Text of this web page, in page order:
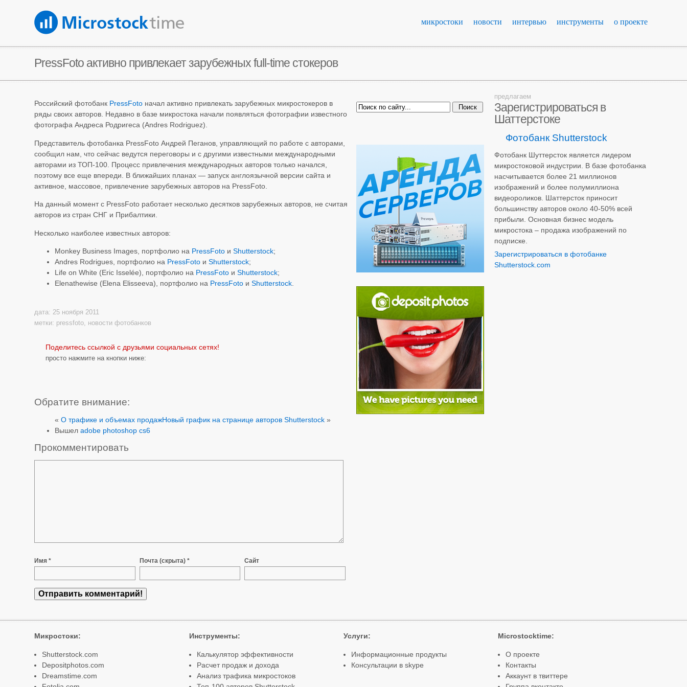
микростоки новости интервью инструменты о проекте
PressFoto активно привлекает зарубежных full-time стокеров
Российский фотобанк PressFoto начал активно привлекать зарубежных микростокеров в
ряды своих авторов. Недавно в базе микростока начали появляться фотографии известного
фотографа Андреса Родригеса (Andres Rodriguez).
Представитель фотобанка PressFoto Андрей Пеганов, управляющий по работе с авторами,
сообщил нам, что сейчас ведутся переговоры и с другими известными международными
авторами из ТОП-100. Процесс привлечения международных авторов только начался,
поэтому все еще впереди. В ближайших планах — запуск англоязычной версии сайта и
активное, массовое, привлечение зарубежных авторов на PressFoto.
На данный момент с PressFoto работает несколько десятков зарубежных авторов, не считая
авторов из стран СНГ и Прибалтики.
Несколько наиболее известных авторов:
Monkey Business Images, портфолио на PressFoto иShutterstock;
Andres Rodrigues, портфолио на PressFoto иShutterstock;
Life on White (Eric Isselée), портфолио на PressFoto иShutterstock;
Elenathewise (Elena Elisseeva), портфолио на PressFoto иShutterstock
дата: 25 ноября 2011
метки: pressfoto, новости фотобанков
Поделитесь ссылкой с друзьями социальных сетях!
просто нажмите на кнопки ниже:
Обратите внимание:
«О трафике и объемах продажНовый график на странице авторов Shutterstock »
Вышелadobe photoshop cs6
Прокомментировать
Имя * Почта (скрыта) * Сайт
предлагаем
Зарегистрироваться в
Шаттерстоке
Фотобанк Shutterstock
Фотобанк Шуттерсток является лидером
микростоковой индустрии. В базе фотобанка
насчитывается более 21 миллионов
изображений и более полумиллиона
видеороликов. Шаттерсток приносит
большинству авторов около 40-50% всей
прибыли. Основная бизнес модель
микростока – продажа изображений по
подписке.
Зарегистрироваться в фотобанке
Shutterstock.com
Микростоки:
Shutterstock.com
Depositphotos.com
Dreamstime.com
Инструменты:
Калькулятор эффективности
Расчет продаж и дохода
Анализ трафика микростоков
Услуги:
Информационные продукты
Консультации в skype
Microstocktime:
О проекте
Контакты
Аккаунт в твиттере